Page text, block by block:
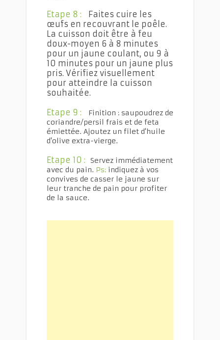
Etape 8 :
Faites cuire les
œufs en recouvrant le poêle.
La cuisson doit être à feu
doux-moyen 6 à 8 minutes
pour un jaune coulant, ou 9 à
10 minutes pour un jaune plus
pris. Vérifiez visuellement
pour atteindre la cuisson
souhaitée.
Etape 9 : Finition : saupoudrez de
coriandre/persil frais et de feta
émiettée. Ajoutez un filet d'huile
d'olive extra-vierge.
Etape 10 :
Servez immédiatement
avec du pain. Ps: indiquez à vos
convives de casser le jaune sur
leur tranche de pain pour profiter
de la sauce.